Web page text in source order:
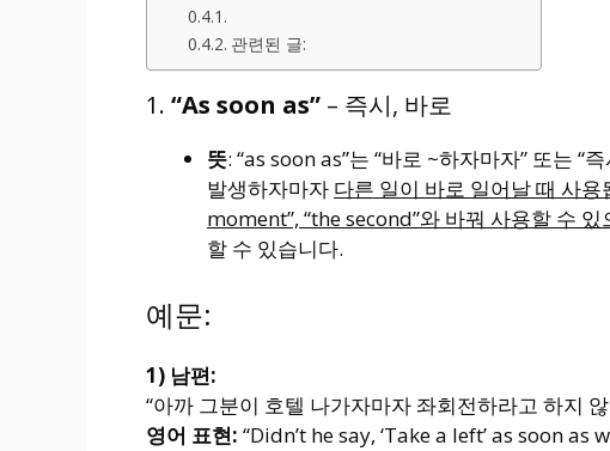
관련된 글:
1. “As soon as” – 즉시, 바로
뜻: “as soon as”는 “바로 ~하자마자” 또는 “
발생하자마자 다른 일이 바로 일어날 때 사
moment”, “the second”와 바꿔 사용할 수 있
할 수 있습니다.
예문:
1) 남편:
“아까 그분이 호텔 나가자마자 좌회전하라고 하지 않
영어 표현: “Didn’t he say, ‘Take a left’ as soon